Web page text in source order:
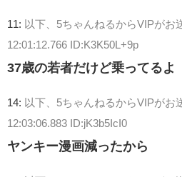
11: 以下、5ちゃんねるからVIPがお
12:01:12.766 ID:K3K50L+9p
37歳の若者だけど乗ってるよ
14: 以下、5ちゃんねるからVIPがお
12:03:06.883 ID:jK3b5IcI0
ヤンキー漫画減ったから